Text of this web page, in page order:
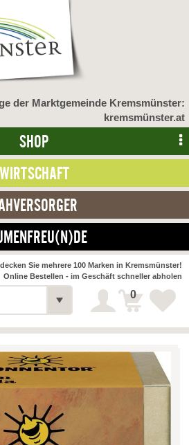
der Marktgemeinde Kremsmünster:
kremsmünster.at
SHOP
WIRTSCHAFT
Alle Webseiten
Sie mehrere 100 Marken in Kremsmünster!
Online Bestellen - im Geschäft schneller abholen
0
Detail
Café
Detail
Detail
Detail
Bischof